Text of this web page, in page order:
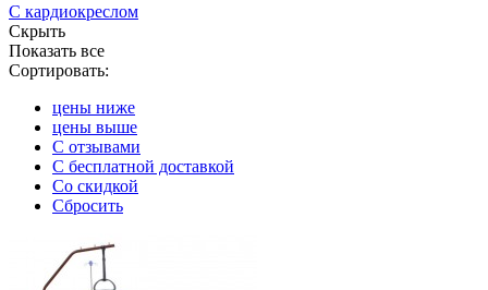
С кардиокреслом
Скрыть
Показать все
Сортировать:
цены ниже
цены выше
С отзывами
С бесплатной доставкой
Со скидкой
Сбросить